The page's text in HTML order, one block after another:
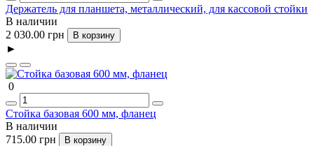
Держатель для планшета, металлический, для кассовой стойки
В наличии
2 030.00 грн
В корзину
►
0
Стойка базовая 600 мм, фланец
В наличии
715.00 грн
В корзину